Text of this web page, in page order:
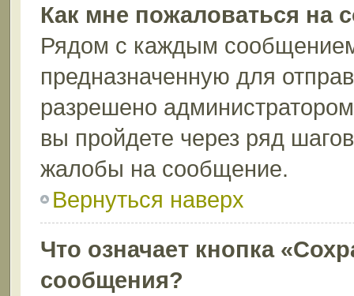
Как мне пожаловаться на
Рядом с каждым
предназначенную для
разрешено
вы пройдете через ряд
жалобы на сообщение.
Вернуться наверх
Что означает кнопка
сообщения?